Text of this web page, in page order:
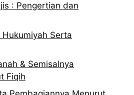
: Pengertian dan
Serta
& Semisalnya
Fiqih